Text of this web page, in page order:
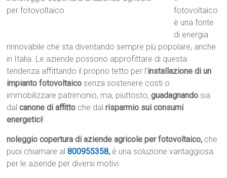
fotovoltaico
è una fonte
di energia
rinnovabile che sta diventando sempre più popolare, anche
in Italia. Le aziende possono approfittare di questa
tendenza affittando il proprio tetto per l’installazione di un
impianto fotovoltaico senza sostenere costi o
immobilizzare patrimonio, ma, piuttosto,guadagnando sia
dalcanone di affitto che dalrisparmio sui consumi
energetici!
noleggio copertura di aziende agricole per fotovoltaico, che
puoi chiamare al800955358, è una soluzione vantaggiosa
per le aziende per diversi motivi: